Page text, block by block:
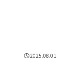
2025.08.01